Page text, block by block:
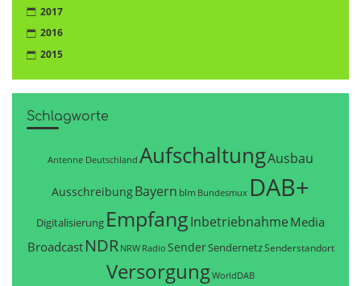
2017
2016
2015
Schlagworte
Antenne Deutschland AufschaltungAusbau
AusschreibungBayern blm Bundesmux DAB+
Digitalisierung EmpfangInbetriebnahme Media
Broadcast NDR NRW Radio SenderSendernetzSenderstandort
VersorgungWorldDAB